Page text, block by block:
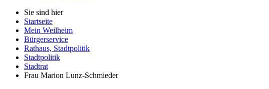
Sie sind hier
Startseite
Mein Weilheim
Bürgerservice
Rathaus, Stadtpolitik
Stadtpolitik
Stadtrat
Frau Marion Lunz-Schmieder